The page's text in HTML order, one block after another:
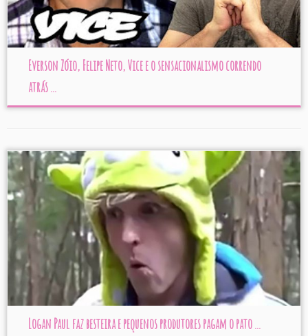
Everson Zóio, Felipe Neto, Vice e o sensacionalismo correndo
atrás ...
Logan Paul faz besteira e pequenos produtores pagam o pato ...